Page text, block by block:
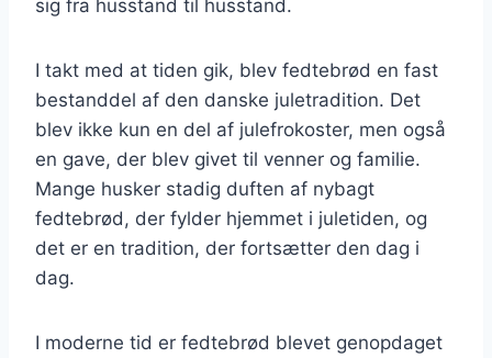
sig fra husstand til husstand.
I takt med at tiden gik, blev fedtebrød en fast
bestanddel af den danske juletradition. Det
blev ikke kun en del af julefrokoster, men også
en gave, der blev givet til venner og familie.
Mange husker stadig duften af nybagt
fedtebrød, der fylder hjemmet i juletiden, og
det er en tradition, der fortsætter den dag i
dag.
I moderne tid er fedtebrød blevet genopdaget